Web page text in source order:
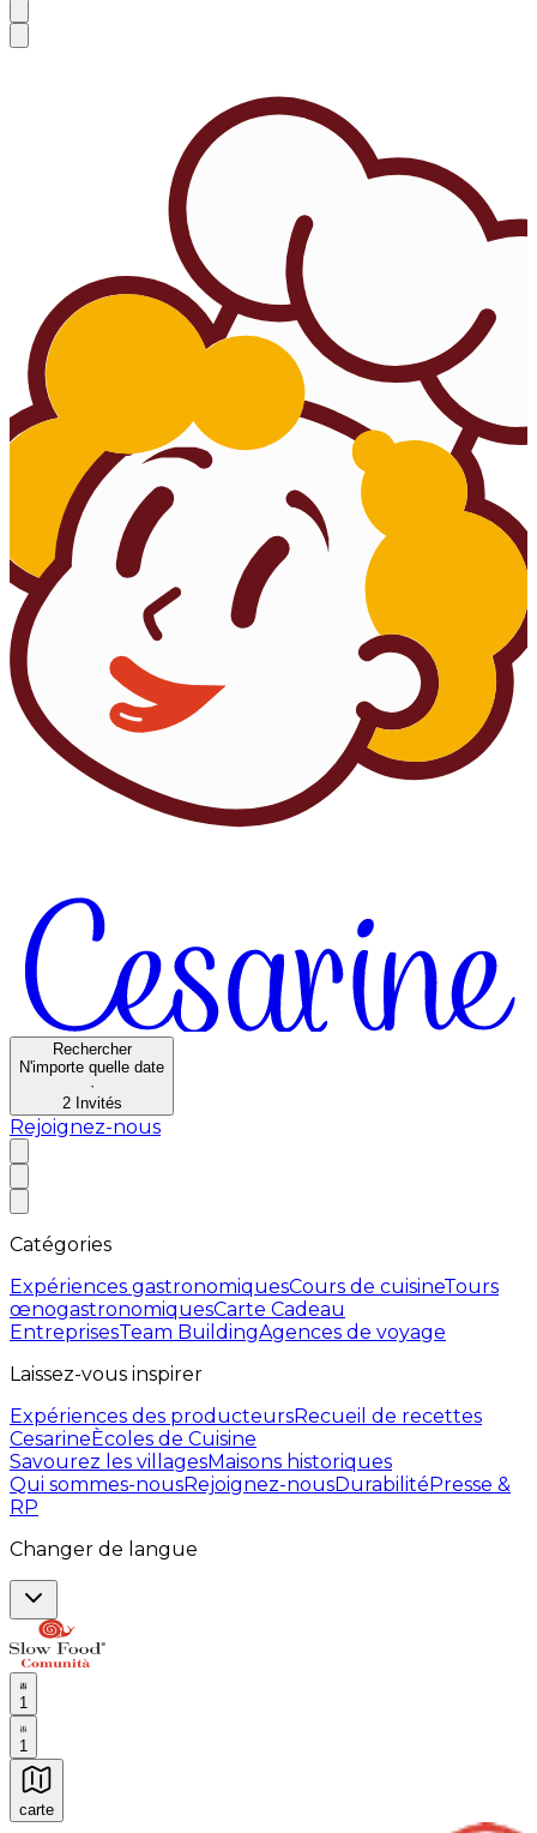
Rechercher
N'importe quelle date
·
2 Invités
Rejoignez-nous
Catégories
Expériences gastronomiquesCours de cuisineTours
œnogastronomiquesCarte Cadeau
EntreprisesTeam BuildingAgences de voyage
Laissez-vous inspirer
Expériences des producteursRecueil de recettes
CesarineÈcoles de Cuisine
Savourez les villagesMaisons historiques
Qui sommes-nousRejoignez-nousDurabilitéPresse &
RP
Changer de langue
1
1
carte